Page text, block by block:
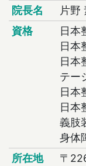
院長名
片野
資格
日本
日本
日本
テー
日本
日本
義肢
身体
所在地
〒